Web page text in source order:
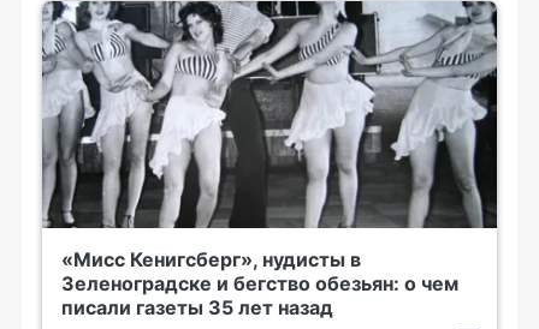
«Мисс Кенигсберг», нудисты в
Зеленоградске и бегство обезьян: о чем
писали газеты 35 лет назад